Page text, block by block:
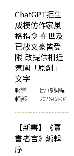
ChatGPT拒生
成模仿作家風
格指令 在世及
已故文豪皆受
限 改提供相近
氛圍「原創」
文字
報導 | by 虛詞編
輯部 | 2026-08-04
【新書】《賣
書者言》編輯
序